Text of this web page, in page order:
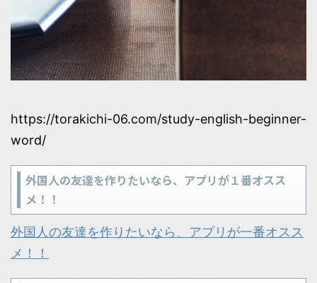
https://torakichi-06.com/study-english-beginner-
word/
外国人の友達を作りたいなら、アプリが１番オスス
メ！！
外国人の友達を作りたいなら、アプリが一番オスス
メ！！